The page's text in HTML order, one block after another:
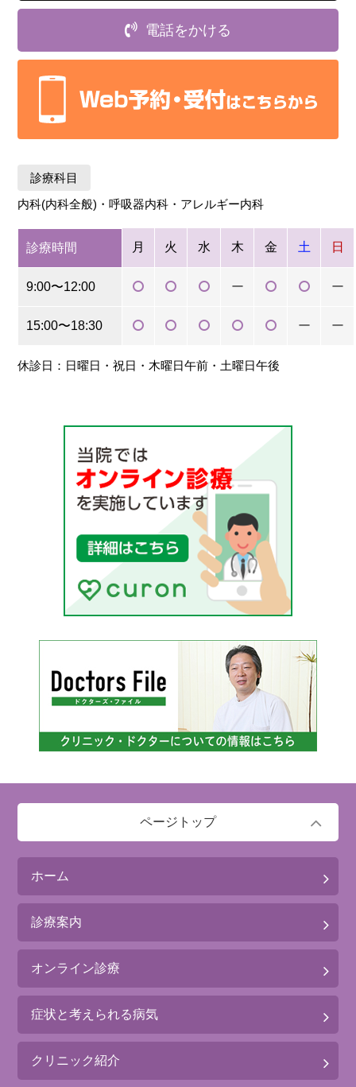
電話をかける
診療科目
内科(内科全般)・呼吸器内科・アレルギー内科
診療時間 月 火 水 木 金 土 日
9:00〜12:00 ー ー
15:00〜18:30 ー ー
休診日：日曜日・祝日・木曜日午前・土曜日午後
ページトップ
ホーム
診療案内
オンライン診療
症状と考えられる病気
クリニック紹介